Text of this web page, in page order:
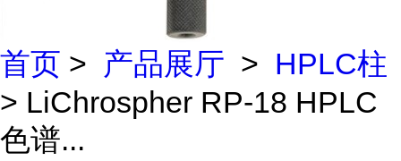
首页 > 产品展厅 > HPLC柱
> LiChrospher RP-18 HPLC
色谱...